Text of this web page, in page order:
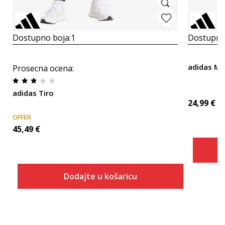
Dostupno boja:1
Prosecna ocena:
adidas Tiro
OFFER
45,49 €
Dodajte u košaricu
adidas M
24,99 €